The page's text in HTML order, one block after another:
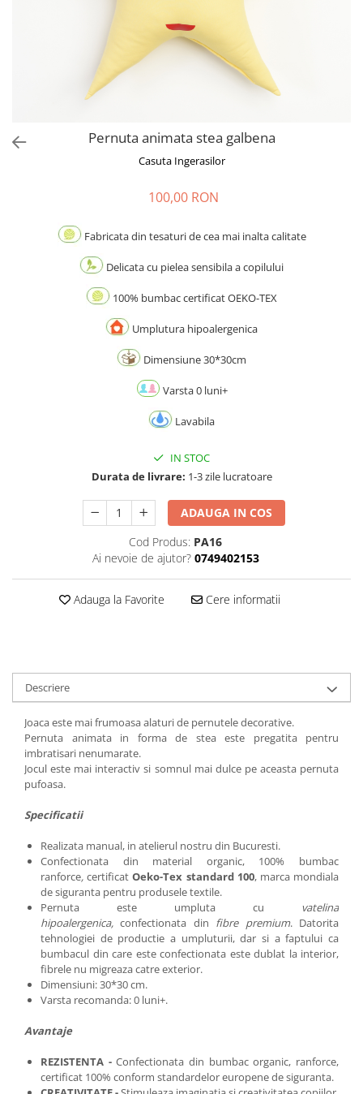
Pernuta animata stea galbena
Casuta Ingerasilor
100,00 RON
Fabricata din tesaturi de cea mai inalta calitate
Delicata cu pielea sensibila a copilului
100% bumbac certificat OEKO-TEX
Umplutura hipoalergenica
Dimensiune 30*30cm
Varsta 0 luni+
Lavabila
IN STOC
Durata de livrare: 1-3 zile lucratoare
ADAUGA IN COS
Cod Produs: PA16
Ai nevoie de ajutor? 0749402153
Adauga la Favorite Cere informatii
Descriere
Joaca este mai frumoasa alaturi de pernutele decorative.
Pernuta animata in forma de stea este pregatita pentru
imbratisari nenumarate.
Jocul este mai interactiv si somnul mai dulce pe aceasta pernuta
pufoasa.
Specificatii
Realizata manual, in atelierul nostru din Bucuresti.
Confectionata din material organic, 100% bumbac
ranforce, certificatOeko-Tex standard 100, marca mondiala
de siguranta pentru produsele textile.
Pernuta este umpluta cu vatelina
hipoalergenica,confectionata din fibre premium. Datorita
tehnologiei de productie a umpluturii, dar si a faptului ca
bumbacul din care este confectionata este dublat la interior,
fibrele nu migreaza catre exterior.
Dimensiuni: 30*30 cm.
Varsta recomanda: 0 luni+.
Avantaje
REZISTENTA -Confectionata din bumbac organic, ranforce,
certificat 100% conform standardelor europene de siguranta.